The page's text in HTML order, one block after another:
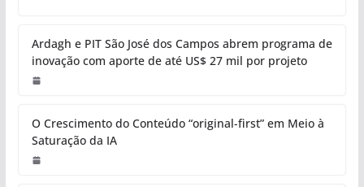
Ardagh e PIT São José dos Campos abrem programa de
inovação com aporte de até US$ 27 mil por projeto
O Crescimento do Conteúdo “original-first” em Meio à
Saturação da IA